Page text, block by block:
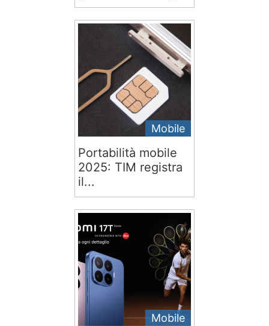
Mobile
Portabilità mobile
2025: TIM registra
il...
Mobile